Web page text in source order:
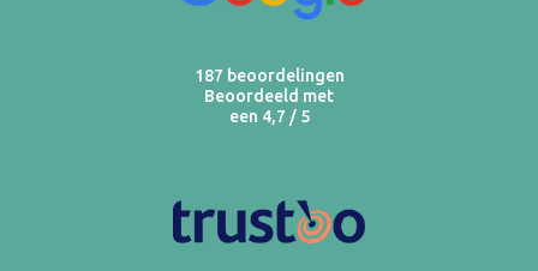
187 beoordelingen
Beoordeeld met
een 4,7 / 5